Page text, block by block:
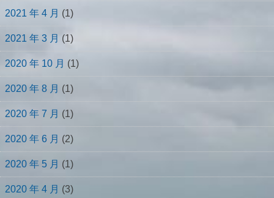
2021 年 4 月 (1)
2021 年 3 月 (1)
2020 年 10 月 (1)
2020 年 8 月 (1)
2020 年 7 月 (1)
2020 年 6 月 (2)
2020 年 5 月 (1)
2020 年 4 月 (3)